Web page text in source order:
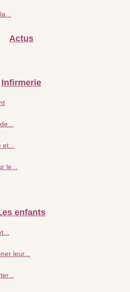
Actus
Infirmerie
le...
enfants
leur...